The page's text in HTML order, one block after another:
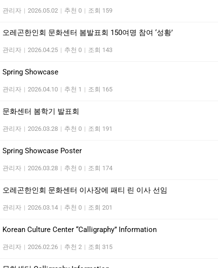
관리자 | 2026.05.02 | 추천 0 | 조회 159
오레곤한인회 문화센터 봄발표회 150여명 참여 ‘성황’
관리자 | 2026.04.25 | 추천 0 | 조회 143
Spring Showcase
관리자 | 2026.04.10 | 추천 1 | 조회 165
문화센터 봄학기 발표회
관리자 | 2026.03.28 | 추천 0 | 조회 191
Spring Showcase Poster
관리자 | 2026.03.28 | 추천 0 | 조회 174
오레곤한인회 문화센터 이사장에 패티 린 이사 선임
관리자 | 2026.03.14 | 추천 0 | 조회 201
Korean Culture Center “Calligraphy” Information
관리자 | 2026.02.26 | 추천 2 | 조회 315